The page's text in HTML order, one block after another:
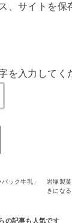
、サイトを保
を入力してく
ック牛乳」
岩塚製
きにな